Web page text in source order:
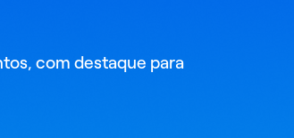
com destaque para